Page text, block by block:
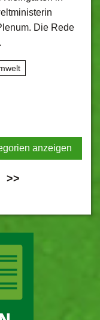
Die Rede
anzeigen
>>